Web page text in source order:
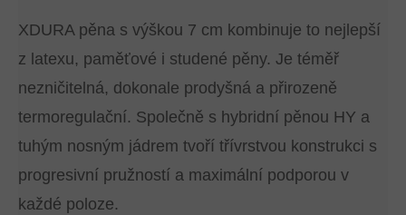
XDURA pěna s výškou 7 cm kombinuje to nejlepší
z latexu, paměťové i studené pěny. Je téměř
nezničitelná, dokonale prodyšná a přirozeně
termoregulační. Společně s hybridní pěnou HY a
tuhým nosným jádrem tvoří třívrstvou konstrukci s
progresivní pružností a maximální podporou v
každé poloze.